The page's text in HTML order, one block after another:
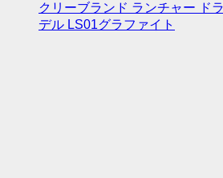
クリーブランド ランチャー ド
デル LS01グラファイト